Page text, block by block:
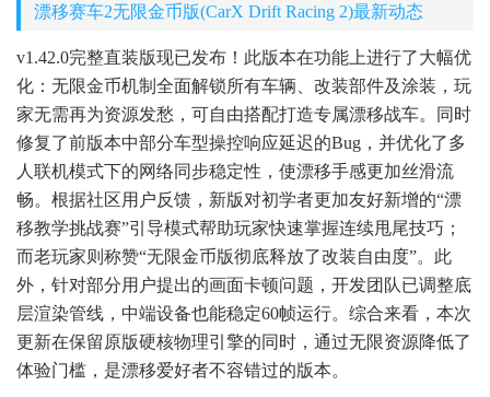
漂移赛车2无限金币版(CarX Drift Racing 2)最新动态
v1.42.0完整直装版现已发布！此版本在功能上进行了大幅优
化：无限金币机制全面解锁所有车辆、改装部件及涂装，玩
家无需再为资源发愁，可自由搭配打造专属漂移战车。同时
修复了前版本中部分车型操控响应延迟的Bug，并优化了多
人联机模式下的网络同步稳定性，使漂移手感更加丝滑流
畅。根据社区用户反馈，新版对初学者更加友好新增的“漂
移教学挑战赛”引导模式帮助玩家快速掌握连续甩尾技巧；
而老玩家则称赞“无限金币版彻底释放了改装自由度”。此
外，针对部分用户提出的画面卡顿问题，开发团队已调整底
层渲染管线，中端设备也能稳定60帧运行。综合来看，本次
更新在保留原版硬核物理引擎的同时，通过无限资源降低了
体验门槛，是漂移爱好者不容错过的版本。